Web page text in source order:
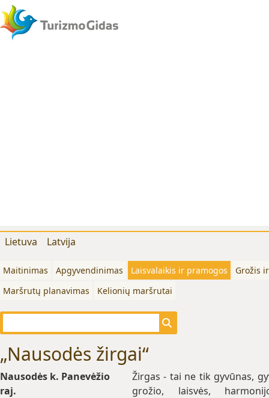
Lietuva Latvija
Maitinimas Apgyvendinimas Laisvalaikis ir pramogos
Grožis
Maršrutų planavimas
Kelionių maršrutai
„Nausodės žirgai“
Nausodės k. Panevėžio
raj.
Žirgas - tai ne tik gyvūnas,
grožio, laisvės,